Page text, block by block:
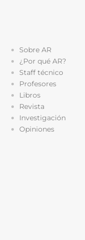
Sobre AR
¿Por qué AR?
Staff técnico
Profesores
Libros
Revista
Investigación
Opiniones